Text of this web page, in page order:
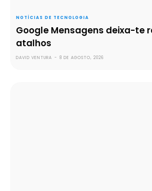
NOTÍCIAS DE TECNOLOGIA
Google Mensagens deixa-te
atalhos
DAVID VENTURA - 8 DE AGOSTO, 2026